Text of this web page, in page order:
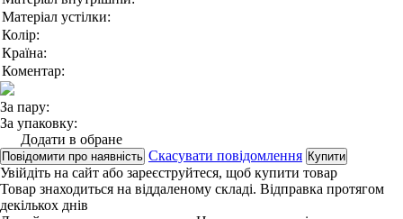
Матеріал устілки:
Колір:
Країна:
Коментар:
За пару:
За упаковку:
Додати в обране
Повідомити про наявність Скасувати повідомлення Купити
Увійдіть на сайт або зареєструйтеся, щоб купити товар
Товар знаходиться на віддаленому складі. Відправка протягом
декількох днів